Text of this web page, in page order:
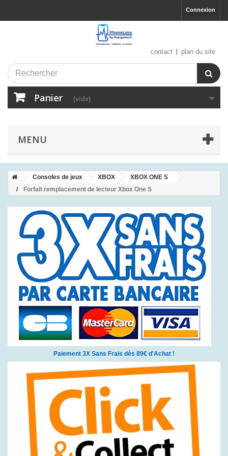
Connexion
contact plan du site
Panier (vide)
MENU
Consoles de jeux XBOX
XBOX ONE S
Forfait remplacement de lecteur Xbox One S
Paiement 3X Sans Frais dès 89€ d'Achat !